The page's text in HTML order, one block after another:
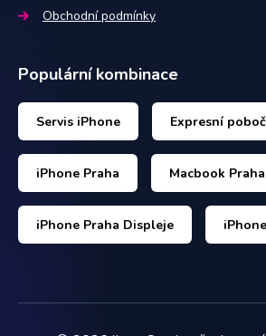
Obchodní podmínky
Populární kombinace
Servis iPhone Expresní
iPhone Praha Macbook Praha
iPhone Praha Displeje